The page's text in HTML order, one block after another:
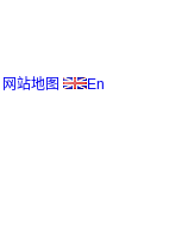
网站地图 En